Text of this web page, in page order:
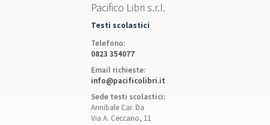
Pacifico Libri s.r.l.
Testi scolastici
Telefono:
0823 354077
Email richieste:
info@pacificolibri.it
Sede testi scolastici:
Annibale Car. Da
Via A. Ceccano, 11